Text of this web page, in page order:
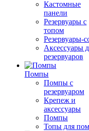
Кастомные
панели
Резервуары с
топом
Резервуары-
Аксессуары
резервуаров
Помпы
Помпы с
резервуаром
Крепеж и
аксессуары
Помпы
Топы для